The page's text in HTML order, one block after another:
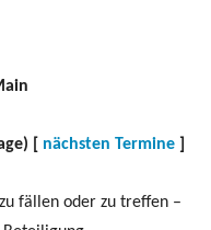
Führungskräften,
souverän